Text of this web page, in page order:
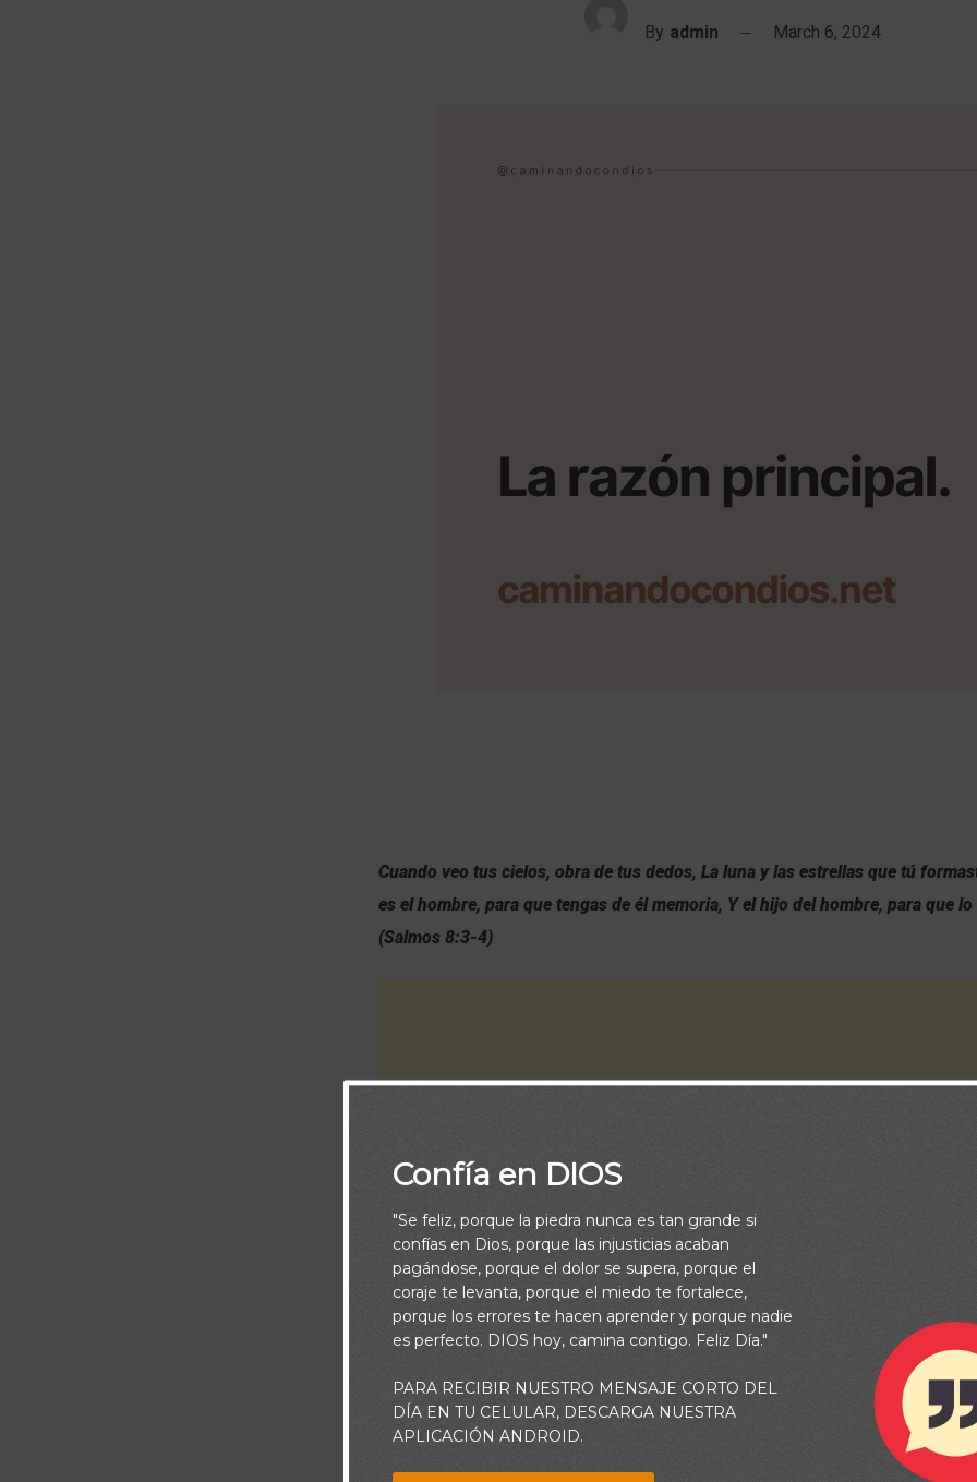
By admin March 6, 2024
Cuando veo tus cielos, obra de tus dedos, La luna y las estrellas que tú
es el hombre, para que tengas de él memoria, Y el hijo del hombre, para que
(Salmos 8:3-4)
Una pregunta muy común cuando se habla de Dios es: ¿Por qué Dios permite
Ejemplos como las guerras, el hambre, las enfermedades, los secuestros o
asesinatos y violaciones, en general, toda la lista de las maldades que
hombres, entran en esa pregunta. ¿Por qué Dios lo permite? ¿Sabes? Esa
mucho de dónde está posicionado nuestro corazón y nuestra manera de
Confía en DIOS
"Se feliz, porque la piedra nunca es tan grande si
confías en Dios, porque las injusticias acaban
pagándose, porque el dolor se supera, porque el
coraje te levanta, porque el miedo te fortalece,
porque los errores te hacen aprender y porque nadie
es perfecto. DIOS hoy, camina contigo. Feliz Día."
PARA RECIBIR NUESTRO MENSAJE CORTO DEL
DÍA EN TU CELULAR, DESCARGA NUESTRA
APLICACIÓN ANDROID.